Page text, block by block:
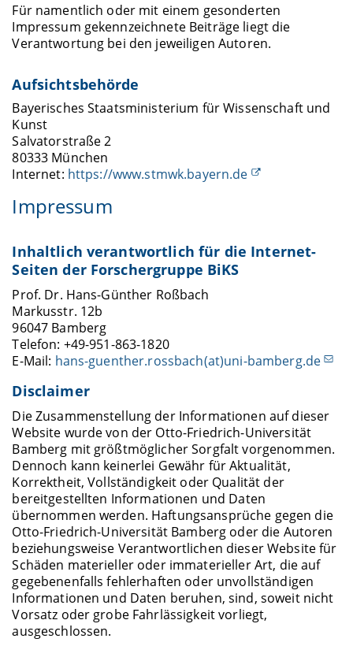
Für namentlich oder mit einem gesonderten
Impressum gekennzeichnete Beiträge liegt die
Verantwortung bei den jeweiligen Autoren.
Aufsichtsbehörde
Bayerisches Staatsministerium für Wissenschaft und
Kunst
Salvatorstraße 2
80333 München
Internet: https://www.stmwk.bayern.de
Impressum
Inhaltlich verantwortlich für die Internet-
Seiten der Forschergruppe BiKS
Prof. Dr. Hans-Günther Roßbach
Markusstr. 12b
96047 Bamberg
Telefon: +49-951-863-1820
E-Mail: hans-guenther.rossbach(at)uni-bamberg.de
Disclaimer
Die Zusammenstellung der Informationen auf dieser
Website wurde von der Otto-Friedrich-Universität
Bamberg mit größtmöglicher Sorgfalt vorgenommen.
Dennoch kann keinerlei Gewähr für Aktualität,
Korrektheit, Vollständigkeit oder Qualität der
bereitgestellten Informationen und Daten
übernommen werden. Haftungsansprüche gegen die
Otto-Friedrich-Universität Bamberg oder die Autoren
beziehungsweise Verantwortlichen dieser Website für
Schäden materieller oder immaterieller Art, die auf
gegebenenfalls fehlerhaften oder unvollständigen
Informationen und Daten beruhen, sind, soweit nicht
Vorsatz oder grobe Fahrlässigkeit vorliegt,
ausgeschlossen.